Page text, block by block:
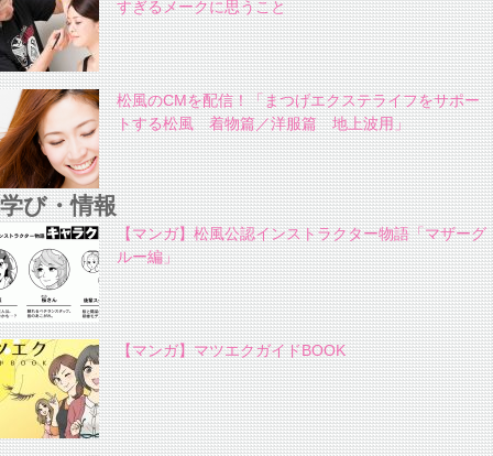
すぎるメークに思うこと
松風のCMを配信！「まつげエクステライフをサポー
トする松風 着物篇／洋服篇 地上波用」
学び・情報
【マンガ】松風公認インストラクター物語「マザーグ
ルー編」
【マンガ】マツエクガイドBOOK